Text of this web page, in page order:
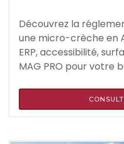
Découvrez la
une micro-crèche en
ERP, accessibilité,
MAG PRO pour votre